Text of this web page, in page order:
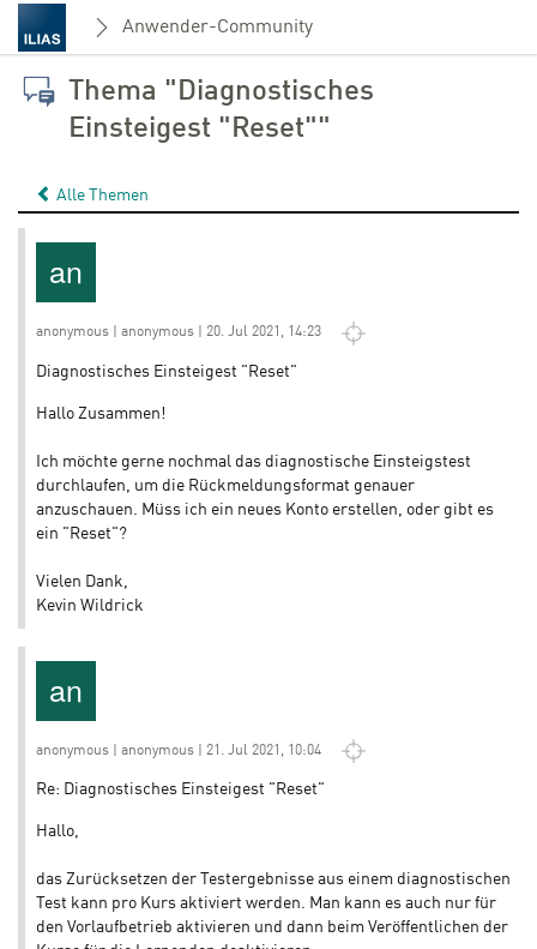
Anwender-Community
Thema "Diagnostisches
Einsteigest "Reset""
Alle Themen
anonymous | anonymous | 20. Jul 2021, 14:23
Diagnostisches Einsteigest "Reset"
Hallo Zusammen!
Ich möchte gerne nochmal das diagnostische Einsteigstest
durchlaufen, um die Rückmeldungsformat genauer
anzuschauen. Müss ich ein neues Konto erstellen, oder gibt es
ein "Reset"?
Vielen Dank,
Kevin Wildrick
anonymous | anonymous | 21. Jul 2021, 10:04
Re: Diagnostisches Einsteigest "Reset"
Hallo,
das Zurücksetzen der Testergebnisse aus einem diagnostischen
Test kann pro Kurs aktiviert werden. Man kann es auch nur für
den Vorlaufbetrieb aktivieren und dann beim Veröffentlichen der